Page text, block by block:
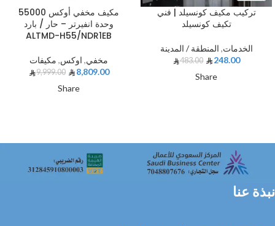
مكيف مخفي أوكس 55000
وحدة انفيرتر – حار / بارد
ALTMD-H55/NDR1EB
مخفي, اوكس, مكيفات
9,999.00
8,809.00
Share
تركيب مكيف كونسيلد | فني
تكيف كونسيلد
الخدمات, المنطقة / المدينة
483.00
248.00
Share
نبذة عنا